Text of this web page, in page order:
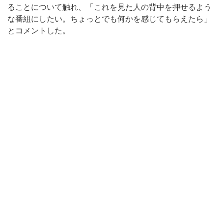
ることについて触れ、「これを見た人の背中を押せるよう
な番組にしたい。ちょっとでも何かを感じてもらえたら」
とコメントした。